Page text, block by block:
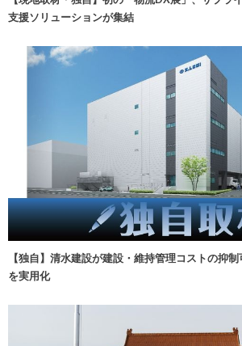
支援ソリューションが集結
【独自】清水建設が建設・維持管理コストの抑
を実用化